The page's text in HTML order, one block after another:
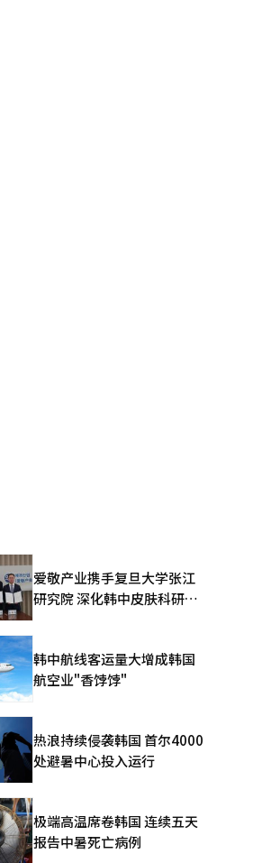
爱敬产业携手复旦大学张江
研究院 深化韩中皮肤科研合
韩中航线客运量大增成韩国
航空业"香饽饽"
热浪持续侵袭韩国 首尔4000
处避暑中心投入运行
极端高温席卷韩国 连续五天
报告中暑死亡病例